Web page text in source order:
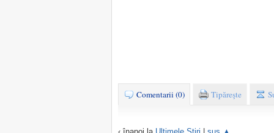
Comentarii (0) Tipăreşte